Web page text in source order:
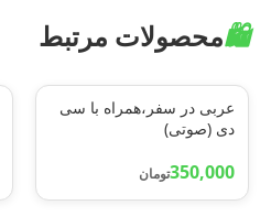
🛍️محصولات مرتبط
عربی در سفر،همراه با سی
دی (صوتی)
350,000تومان